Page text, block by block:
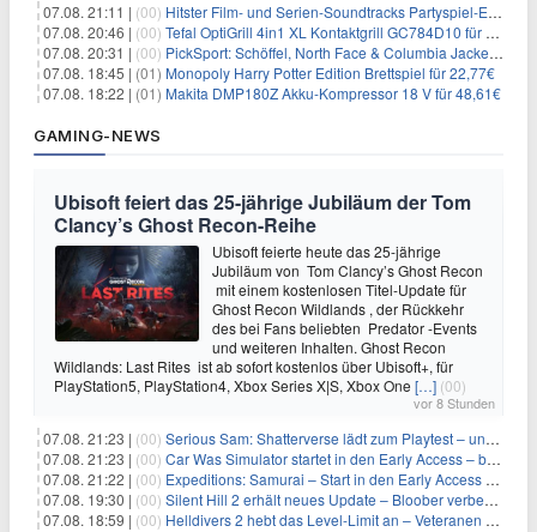
07.08. 21:11 | (00) Hitster Film- und Serien-Soundtracks Partyspiel-Erweiterung für 6,99€
07.08. 20:46 | (00) Tefal OptiGrill 4in1 XL Kontaktgrill GC784D10 für 239,99€
07.08. 20:31 | (00) PickSport: Schöffel, North Face & Columbia Jacken ab 39,60€
07.08. 18:45 | (01) Monopoly Harry Potter Edition Brettspiel für 22,77€
07.08. 18:22 | (01) Makita DMP180Z Akku-Kompressor 18 V für 48,61€
GAMING-NEWS
Ubisoft feiert das 25-jährige Jubiläum der Tom
Clancy’s Ghost Recon-Reihe
Ubisoft feierte heute das 25-jährige
Jubiläum von Tom Clancy’s Ghost Recon
mit einem kostenlosen Titel-Update für
Ghost Recon Wildlands , der Rückkehr
des bei Fans beliebten Predator -Events
und weiteren Inhalten. Ghost Recon
Wildlands: Last Rites ist ab sofort kostenlos über Ubisoft+, für
PlayStation5, PlayStation4, Xbox Series X|S, Xbox One […] (00)
vor 8 Stunden
07.08. 21:23 | (00) Serious Sam: Shatterverse lädt zum Playtest – und erscheint schon bald!
07.08. 21:23 | (00) Car Was Simulator startet in den Early Access – bald gehts los!
07.08. 21:22 | (00) Expeditions: Samurai – Start in den Early Access ab heute im feudalen Japan
07.08. 19:30 | (00) Silent Hill 2 erhält neues Update – Bloober verbessert Grafik und Performance
07.08. 18:59 | (00) Helldivers 2 hebt das Level-Limit an – Veteranen können endlich weiter aufsteigen